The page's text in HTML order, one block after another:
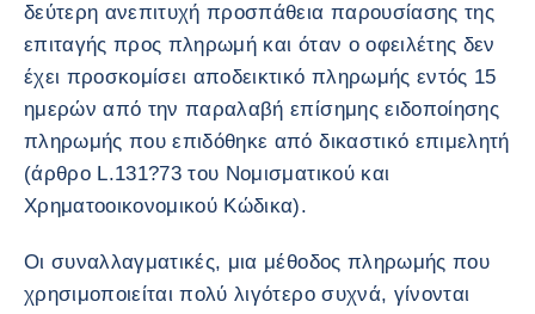
δεύτερη ανεπιτυχή προσπάθεια παρουσίασης της
επιταγής προς πληρωμή και όταν ο οφειλέτης δεν
έχει προσκομίσει αποδεικτικό πληρωμής εντός 15
ημερών από την παραλαβή επίσημης ειδοποίησης
πληρωμής που επιδόθηκε από δικαστικό επιμελητή
(άρθρο L.131?73 του Νομισματικού και
Χρηματοοικονομικού Κώδικα).
Οι συναλλαγματικές, μια μέθοδος πληρωμής που
χρησιμοποιείται πολύ λιγότερο συχνά, γίνονται